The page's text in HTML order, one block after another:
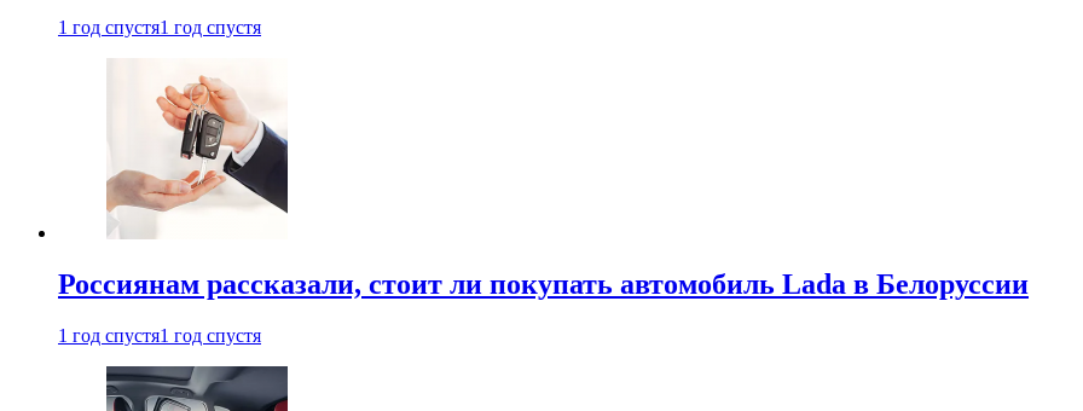
1 год спустя1 год спустя
Россиянам рассказали, стоит ли покупать автомобиль Lada в Белоруссии
1 год спустя1 год спустя